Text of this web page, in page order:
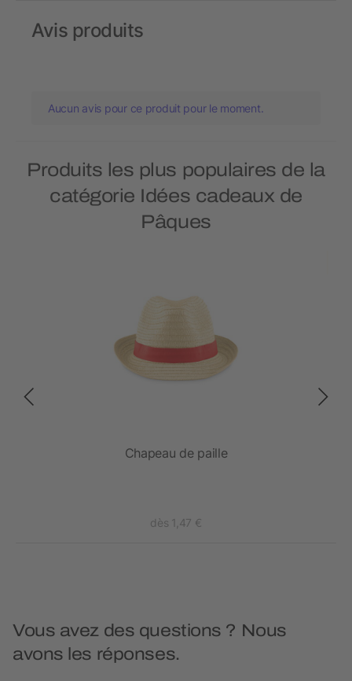
Avis produits
Aucun avis pour ce produit pour le moment.
Produits les plus populaires de la
catégorie Idées cadeaux de
Pâques
Chapeau de paille
dès 1,47 €
Vous avez des questions ? Nous
avons les réponses.